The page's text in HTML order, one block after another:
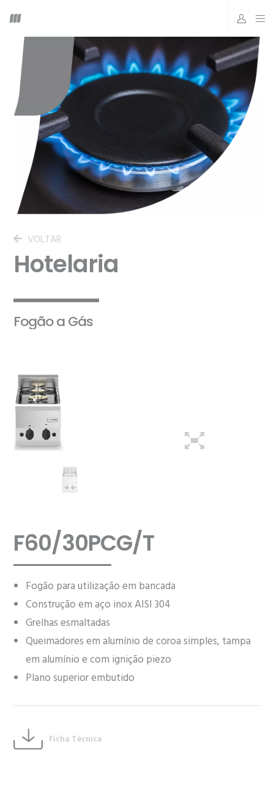
VOLTAR
Hotelaria
Fogão a Gás
F60/30PCG/T
Fogão para utilização em bancada
Construção em aço inox AISI 304
Grelhas esmaltadas
Queimadores em alumínio de coroa simples, tampa
em alumínio e com ignição piezo
Plano superior embutido
Ficha Técnica